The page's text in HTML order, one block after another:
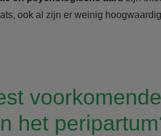
ook al zijn er weinig
het